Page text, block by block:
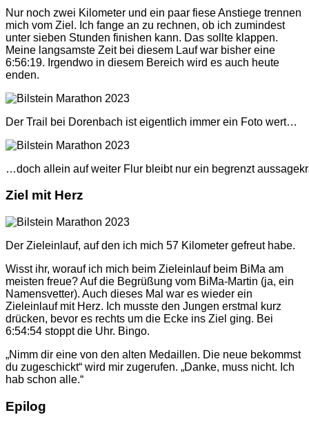
Nur noch zwei Kilometer und ein paar fiese Anstiege trennen
mich vom Ziel. Ich fange an zu rechnen, ob ich zumindest
unter sieben Stunden finishen kann. Das sollte klappen.
Meine langsamste Zeit bei diesem Lauf war bisher eine
6:56:19. Irgendwo in diesem Bereich wird es auch heute
enden.
Der Trail bei Dorenbach ist eigentlich immer ein Foto wert…
…doch allein auf weiter Flur bleibt nur ein begrenzt
Ziel mit Herz
Der Zieleinlauf, auf den ich mich 57 Kilometer gefreut habe.
Wisst ihr, worauf ich mich beim Zieleinlauf beim BiMa am
meisten freue? Auf die Begrüßung vom BiMa-Martin (ja, ein
Namensvetter). Auch dieses Mal war es wieder ein
Zieleinlauf mit Herz. Ich musste den Jungen erstmal kurz
drücken, bevor es rechts um die Ecke ins Ziel ging. Bei
6:54:54 stoppt die Uhr. Bingo.
„Nimm dir eine von den alten Medaillen. Die neue bekommst
du zugeschickt“ wird mir zugerufen. „Danke, muss nicht. Ich
hab schon alle.“
Epilog